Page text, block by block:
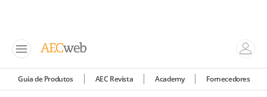
Guia de Produtos AEC Revista Academy Fornecedores